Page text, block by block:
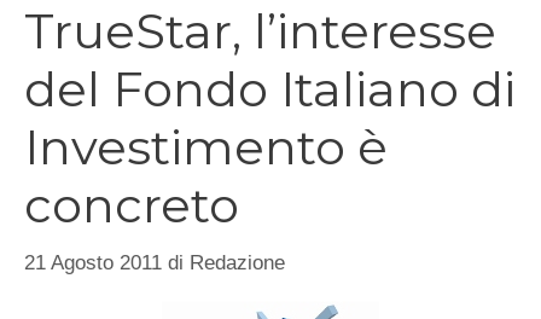
TrueStar, l’interesse
del Fondo Italiano di
Investimento è
concreto
21 Agosto 2011 di Redazione